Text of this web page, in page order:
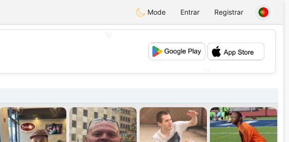
Mode Entrar Registrar